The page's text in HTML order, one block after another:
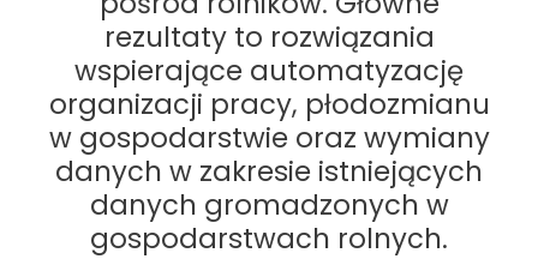
rezultaty to rozwiązania
wspierające automatyzację
organizacji pracy, płodozmianu
w gospodarstwie oraz wymiany
danych w zakresie istniejących
danych gromadzonych w
gospodarstwach rolnych.